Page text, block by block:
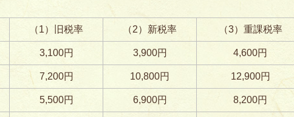
（1）旧税率 （2）新税率 （3）重課税率
3,100円 3,900円 4,600円
7,200円 10,800円 12,900円
5,500円 6,900円 8,200円